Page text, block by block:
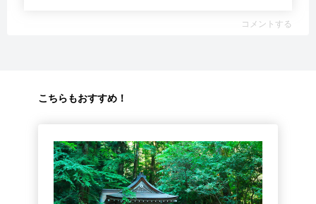
コメントする
こちらもおすすめ！